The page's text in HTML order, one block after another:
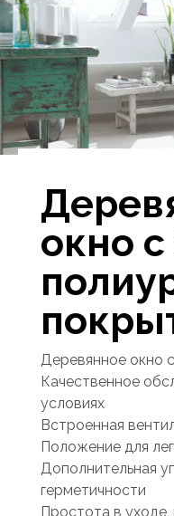
окно
Деревянное окно
Качественное
условиях
Встроенная
Положение для
Дополнительная
герметичности
Простота в уходе,